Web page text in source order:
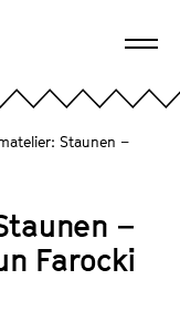
Staunen –
–
Farocki